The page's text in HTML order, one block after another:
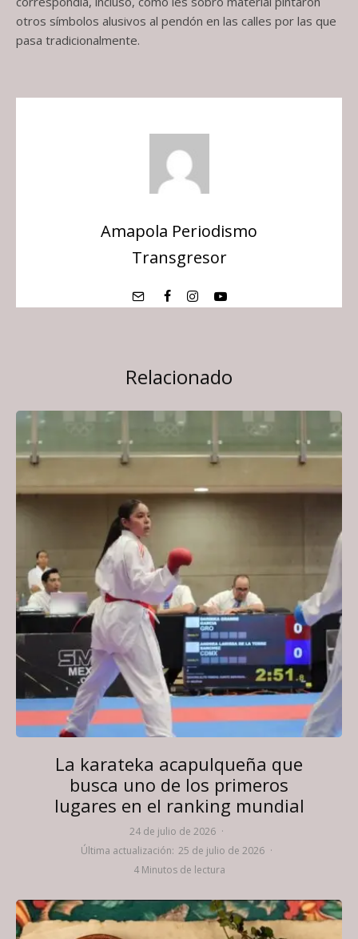
otros símbolos alusivos al pendón en las calles por las que
pasa tradicionalmente.
Amapola Periodismo
Transgresor
Relacionado
La karateka acapulqueña que
busca uno de los primeros
lugares en el ranking mundial
24 de julio de 2026 ·
Última actualización: 25 de julio de 2026 ·
4 Minutos de lectura